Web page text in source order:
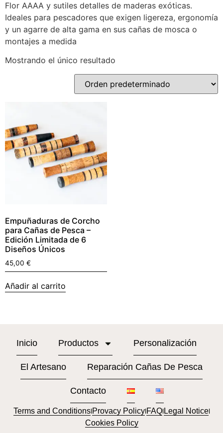
Flor AAAA y sutiles detalles de maderas exóticas.
Ideales para pescadores que exigen ligereza, ergonomía
y un agarre de alta gama en sus cañas de mosca o
montajes a medida
Mostrando el único resultado
Empuñaduras de Corcho
para Cañas de Pesca –
Edición Limitada de 6
Diseños Únicos
45,00 €
Añadir al carrito
Inicio Productos Personalización
El Artesano Reparación Cañas De Pesca
Contacto
Terms and ConditionslProvacy PolicylFAQlLegal Noticel
Cookies Policy